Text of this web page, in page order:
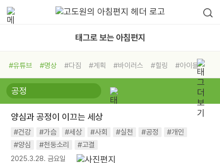
태그로 보는 아침편지
#유튜브 #명상 #다짐 #계획 #바이러스 #힐링
#아이들
#비전캠프
#독서캠프 #삶
#희망
#나눔 #친구 #링컨학교
#독서
#건강 #면역력
양심과 공정이 이끄는 세상
#건강 #가슴 #세상 #사회 #실천 #공정
#개인
#양심
#천둥소리 #고결
2025.3.28. 금요일